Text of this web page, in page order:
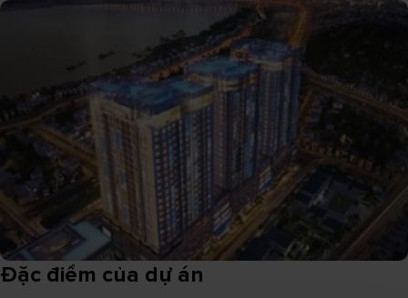
Đặc điểm của dự án